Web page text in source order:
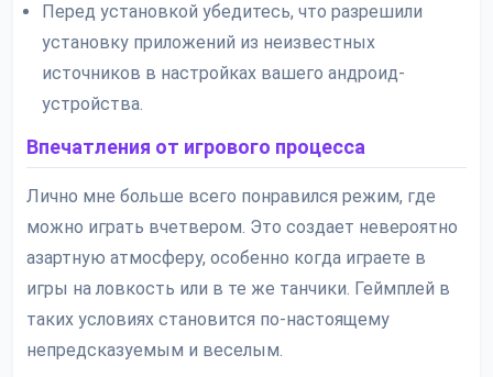
Перед установкой убедитесь, что разрешили
установку приложений из неизвестных
источников в настройках вашего андроид-
устройства.
Впечатления от игрового процесса
Лично мне больше всего понравился режим, где
можно играть вчетвером. Это создает невероятно
азартную атмосферу, особенно когда играете в
игры на ловкость или в те же танчики. Геймплей в
таких условиях становится по-настоящему
непредсказуемым и веселым.